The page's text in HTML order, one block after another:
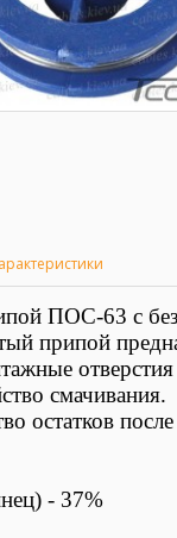
ПОС-63 с
припой
смачивания.
остатков
- 37%